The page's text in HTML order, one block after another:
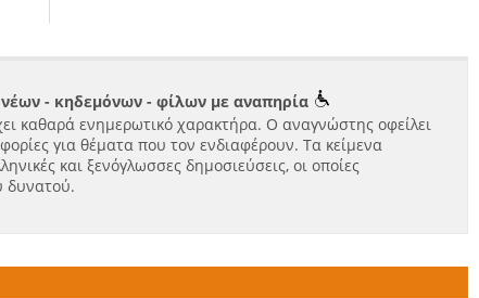
- κηδεμόνων - φίλων με αναπηρία
καθαρά ενημερωτικό χαρακτήρα. Ο αναγνώστης οφείλει
για θέματα που τον ενδιαφέρουν. Τα κείμενα
και ξενόγλωσσες δημοσιεύσεις, οι οποίες
δυνατού.